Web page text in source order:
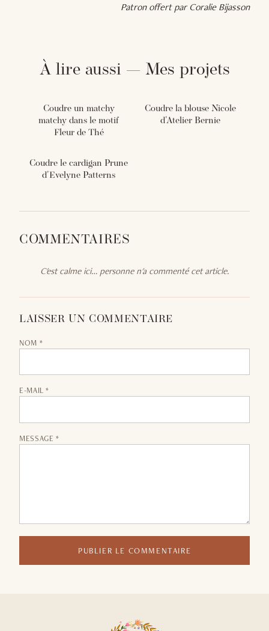
Patron offert par Coralie Bijasson
À lire aussi — Mes projets
Coudre un matchy
matchy dans le motif
Fleur de Thé
Coudre la blouse Nicole
d'Atelier Bernie
Coudre le cardigan Prune
d'Evelyne Patterns
COMMENTAIRES
C'est calme ici… personne n'a commenté cet article.
LAISSER UN COMMENTAIRE
NOM *
E-MAIL *
MESSAGE *
PUBLIER LE COMMENTAIRE